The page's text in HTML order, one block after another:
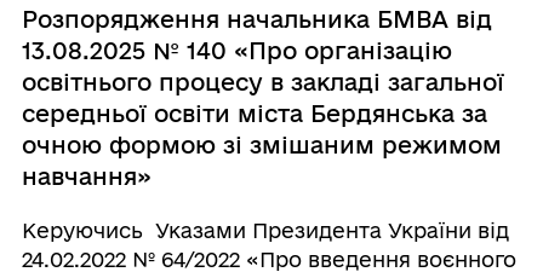
Розпорядження начальника БМВА від
13.08.2025 № 140 «Про організацію
освітнього процесу в закладі загальної
середньої освіти міста Бердянська за
очною формою зі змішаним режимом
навчання»
Керуючись Указами Президента України від
24.02.2022 № 64/2022 «Про введення воєнного